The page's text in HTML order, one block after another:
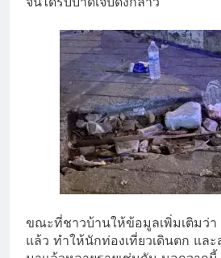
ขณะที่ชาวบ้านให้ข้อมูลเพิ่มเติมว่
แล้ว ทำให้นักท่องเที่ยวเดินตก และ